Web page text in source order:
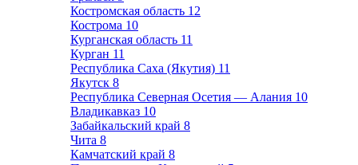
Костромская область 12
Кострома 10
Курганская область 11
Курган 11
Республика Саха (Якутия) 11
Якутск 8
Республика Северная Осетия — Алания 10
Владикавказ 10
Забайкальский край 8
Чита 8
Камчатский край 8